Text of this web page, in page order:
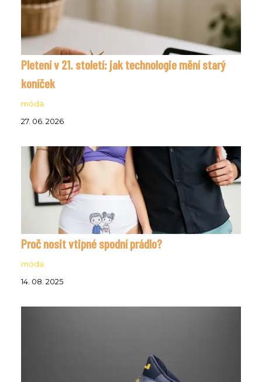
Pletení v 21. století: jak technologie mění starý
koníček
móda
27. 06. 2026
Proč nosit vtipné spodní prádlo?
móda
14. 08. 2025